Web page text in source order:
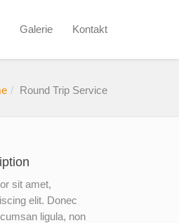
Galerie Kontakt
Round Trip Service
sit amet,
elit. Donec
ligula, non